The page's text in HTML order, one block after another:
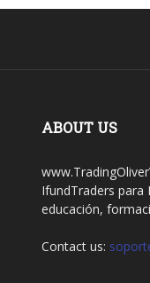
ABOUT US
IfundTraders
educación,
Contact us: